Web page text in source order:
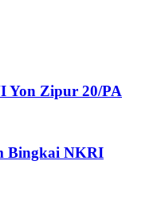
Yon Zipur 20/PA
Bingkai NKRI